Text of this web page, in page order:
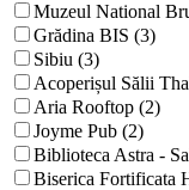
Muzeul National
Grădina BIS (3)
Sibiu (3)
Acoperișul Sălii
Aria Rooftop (2)
Joyme Pub (2)
Biblioteca Astra -
Biserica Fortificata